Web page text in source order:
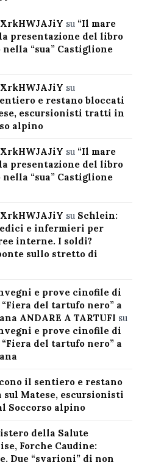
su “Il mare
presentazione del libro
“sua” Castiglione
su
e restano bloccati
escursionisti tratti in
alpino
su “Il mare
presentazione del libro
“sua” Castiglione
su Schlein:
e infermieri per
interne. I soldi?
sullo stretto di
e prove cinofile di
del tartufo nero” a
ANDARE A TARTUFI su
e prove cinofile di
del tartufo nero” a
il sentiero e restano
Matese, escursionisti
Soccorso alpino
della Salute
Forche Caudine:
Due “svarioni” di non